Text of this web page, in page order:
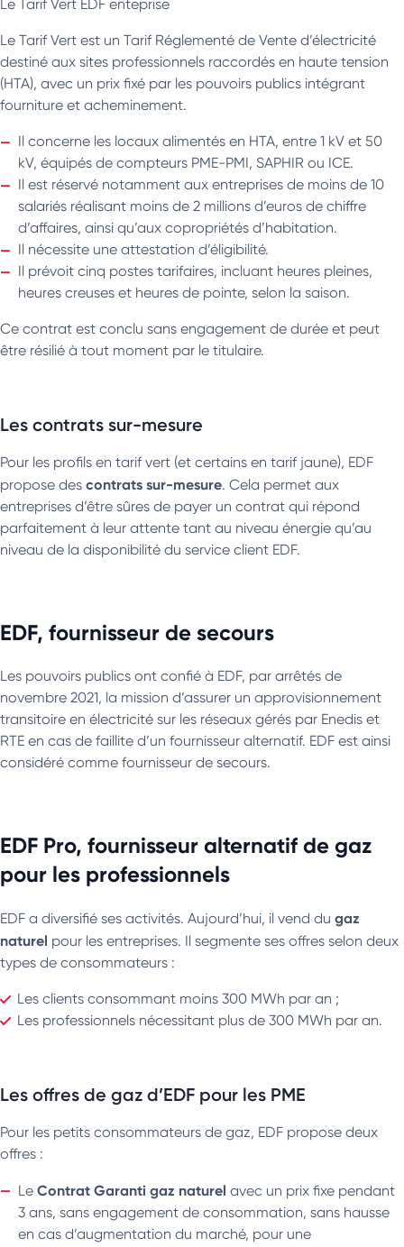
Le Tarif Vert EDF enteprise
Le Tarif Vert est un Tarif Réglementé de Vente d’électricité
destiné aux sites professionnels raccordés en haute tension
(HTA), avec un prix fixé par les pouvoirs publics intégrant
fourniture et acheminement.
Il concerne les locaux alimentés en HTA, entre 1 kV et 50
kV, équipés de compteurs PME-PMI, SAPHIR ou ICE.
Il est réservé notamment aux entreprises de moins de 10
salariés réalisant moins de 2 millions d’euros de chiffre
d’affaires, ainsi qu’aux copropriétés d’habitation.
Il nécessite une attestation d’éligibilité.
Il prévoit cinq postes tarifaires, incluant heures pleines,
heures creuses et heures de pointe, selon la saison.
Ce contrat est conclu sans engagement de durée et peut
être résilié à tout moment par le titulaire.
Les contrats sur-mesure
Pour les profils en tarif vert (et certains en tarif jaune), EDF
propose des contrats sur-mesure. Cela permet aux
entreprises d’être sûres de payer un contrat qui répond
parfaitement à leur attente tant au niveau énergie qu’au
niveau de la disponibilité du service client EDF.
EDF, fournisseur de secours
Les pouvoirs publics ont confié à EDF, par arrêtés de
novembre 2021, la mission d’assurer un approvisionnement
transitoire en électricité sur les réseaux gérés par Enedis et
RTE en cas de faillite d’un fournisseur alternatif. EDF est ainsi
considéré comme fournisseur de secours.
EDF Pro, fournisseur alternatif de gaz
pour les professionnels
EDF a diversifié ses activités. Aujourd’hui, il vend du gaz
naturel pour les entreprises. Il segmente ses offres selon deux
types de consommateurs :
Les clients consommant moins 300 MWh par an ;
Les professionnels nécessitant plus de 300 MWh par an.
Les offres de gaz d’EDF pour les PME
Pour les petits consommateurs de gaz, EDF propose deux
offres :
Le Contrat Garanti gaz naturel avec un prix fixe pendant
3 ans, sans engagement de consommation, sans hausse
en cas d’augmentation du marché, pour une